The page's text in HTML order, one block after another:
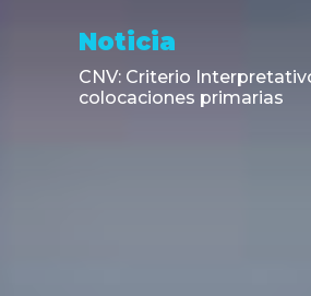
Noticia
CNV: Criterio
colocaciones primarias